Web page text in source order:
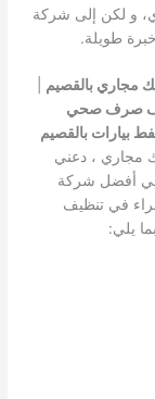
و لكن إلى شركة
طويلة.
مجاري بالقصيم
صرف صحي
بيارات بالقصيم
مجاري ، دعني
هي أفضل شركة
في تنظيف
يلي: